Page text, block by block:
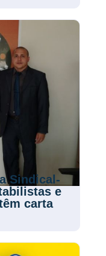
Sindical-
e
carta